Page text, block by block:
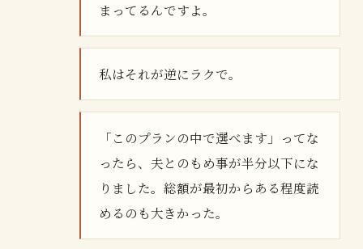
まってるんですよ。
私はそれが逆にラクで。
「このプランの中で選べます」ってな
ったら、夫とのもめ事が半分以下にな
りました。総額が最初からある程度読
めるのも大きかった。